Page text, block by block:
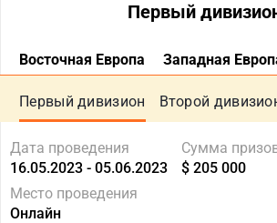
Первый
Восточная Европа Западная
Первый дивизион Второй
Дата проведения
16.05.2023 - 05.06.2023
Сумма
$ 205 000
Место проведения
Онлайн